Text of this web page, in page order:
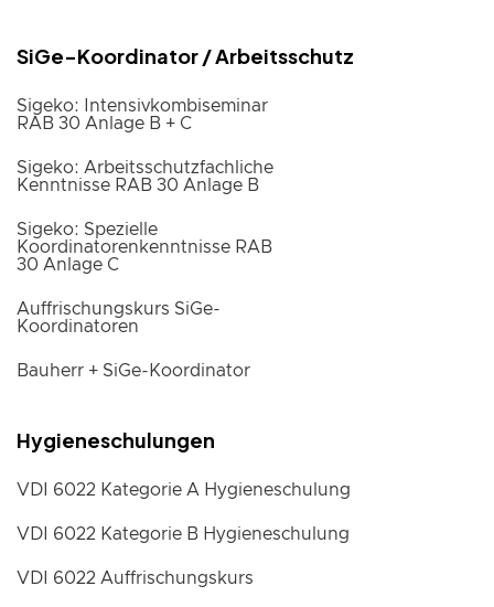
SiGe-Koordinator / Arbeitsschutz
Sigeko: Intensivkombiseminar
RAB 30 Anlage B + C
Sigeko: Arbeitsschutzfachliche
Kenntnisse RAB 30 Anlage B
Sigeko: Spezielle
Koordinatorenkenntnisse RAB
30 Anlage C
Auffrischungskurs SiGe-
Koordinatoren
Bauherr + SiGe-Koordinator
Hygieneschulungen
VDI 6022 Kategorie A Hygieneschulung
VDI 6022 Kategorie B Hygieneschulung
VDI 6022 Auffrischungskurs